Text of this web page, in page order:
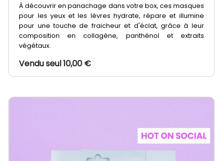
À découvrir en panachage dans votre box, ces masques
pour les yeux et les lèvres hydrate, répare et illumine
pour une touche de fraicheur et d'éclat, grâce à leur
composition en collagène, panthénol et extraits
végétaux.
Vendu seul 10,00 €